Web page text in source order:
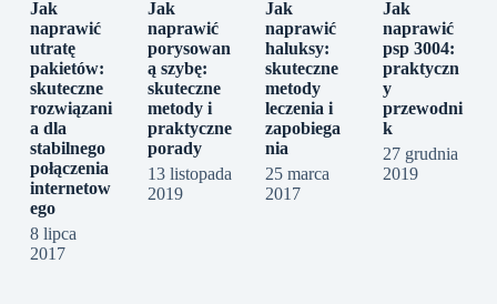
Jak
naprawić
utratę
pakietów:
skuteczne
rozwiązani
a dla
stabilnego
połączenia
internetow
ego
8 lipca
2017
Jak
naprawić
porysowan
ą szybę:
skuteczne
metody i
praktyczne
porady
13 listopada
2019
Jak
naprawić
haluksy:
skuteczne
metody
leczenia i
zapobiega
nia
25 marca
2017
Jak
naprawić
psp 3004:
praktyczn
y
przewodni
k
27 grudnia
2019